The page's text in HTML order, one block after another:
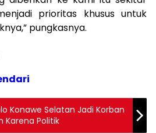
prioritas khusus untuk
pungkasnya.
Konawe Selatan Jadi Korban
Karena Politik